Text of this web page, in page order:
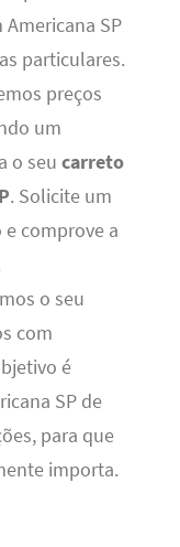
SP
particulares.
preços
um
o seu carreto
. Solicite um
comprove a
o seu
com
é
SP de
para que
importa.